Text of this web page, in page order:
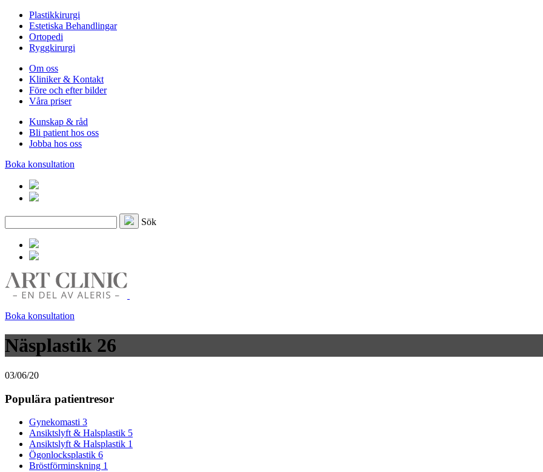
Plastikkirurgi
Estetiska Behandlingar
Ortopedi
Ryggkirurgi
Om oss
Kliniker & Kontakt
Före och efter bilder
Våra priser
Kunskap & råd
Bli patient hos oss
Jobba hos oss
Boka konsultation
Sök
Boka konsultation
Näsplastik 26
03/06/20
Populära patientresor
Gynekomasti 3
Ansiktslyft & Halsplastik 5
Ansiktslyft & Halsplastik 1
Ögonlocksplastik 6
Bröstförminskning 1